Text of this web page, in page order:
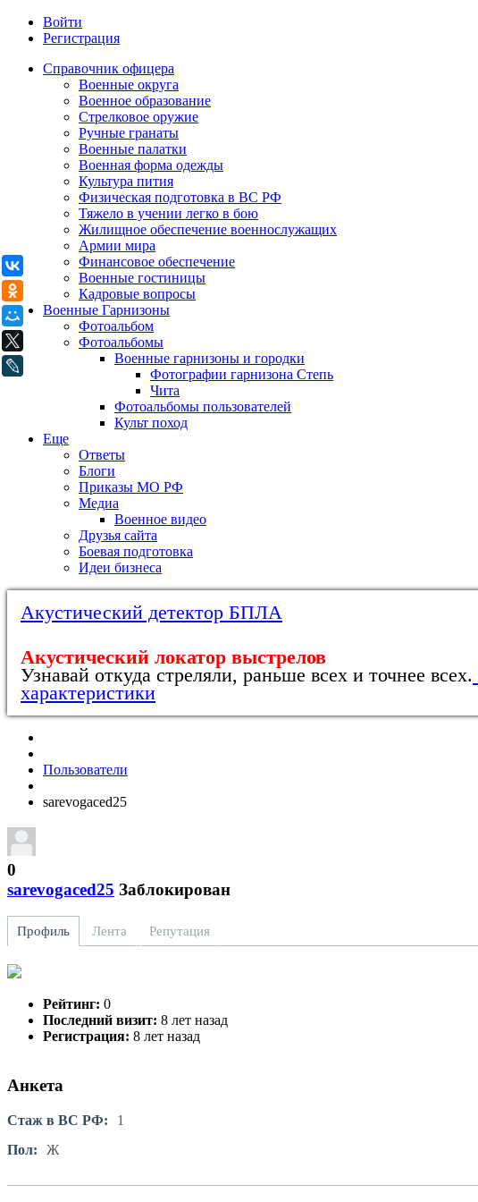
ВКонтакте
Одноклассники
Мой Мир
Войти
Регистрация
Справочник офицера
Военные округа
Военное образование
Стрелковое оружие
Ручные гранаты
Военные палатки
Военная форма одежды
Культура пития
Физическая подготовка в ВС РФ
Тяжело в учении легко в бою
Жилищное обеспечение военнослужащих
Армии мира
Финансовое обеспечение
Военные гостиницы
Кадровые вопросы
Военные Гарнизоны
Фотоальбом
Фотоальбомы
Военные гарнизоны и городки
Фотографии гарнизона Степь
Чита
Фотоальбомы пользователей
Культ поход
Еще
Ответы
Блоги
Приказы МО РФ
Медиа
Военное видео
Друзья сайта
Боевая подготовка
Идеи бизнеса
Акустический детектор БПЛА
Акустический локатор выстрелов
Узнавай откуда стреляли, раньше всех и точнее всех.
характеристики
Пользователи
sarevogaced25
0
sarevogaced25 Заблокирован
Профиль Лента Репутация
Рейтинг: 0
Последний визит: 8 лет назад
Регистрация: 8 лет назад
Анкета
Стаж в ВС РФ:
1
Пол:
Ж